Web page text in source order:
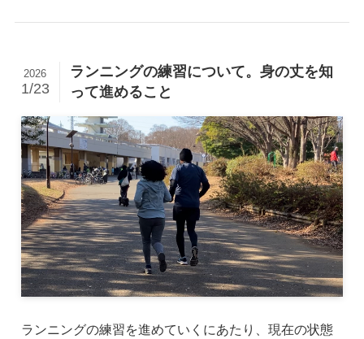
ランニングの練習について。身の丈を知
って進めること
2026
1/23
ランニングの練習を進めていくにあたり、現在の状態